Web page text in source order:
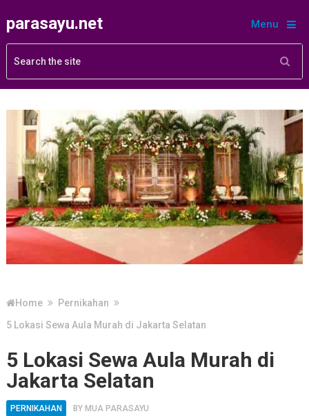
parasayu.net Menu
Home
Pernikahan
5 Lokasi Sewa Aula Murah di Jakarta Selatan
5 Lokasi Sewa Aula Murah di
Jakarta Selatan
PERNIKAHAN BY MUA PARASAYU